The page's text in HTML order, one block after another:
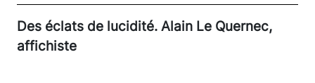
Des éclats de lucidité. Alain Le Quernec,
affichiste